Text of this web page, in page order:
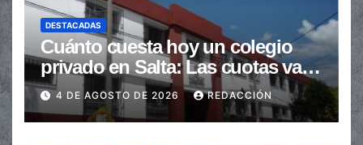
DESTACADAS
Cuánto cuesta hoy un colegio
privado en Salta: Las cuotas van
de $110.000 a más de $600.000
4 DE AGOSTO DE 2026 REDACCIÓN